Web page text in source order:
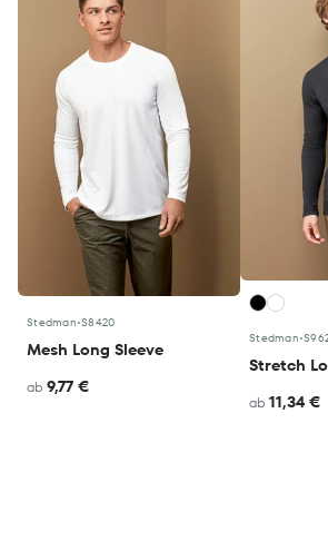
Stedman•S8420
Mesh Long Sleeve
ab 9,77 €
Stedman•
Stretch
ab 11,34 €